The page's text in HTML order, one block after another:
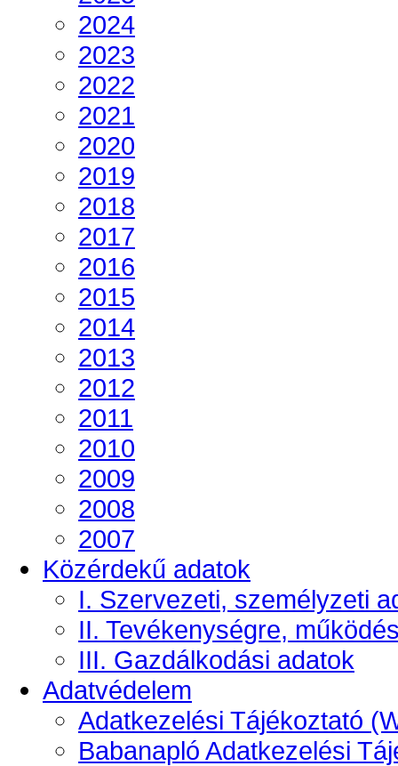
2024
2023
2022
2021
2020
2019
2018
2017
2016
2015
2014
2013
2012
2011
2010
2009
2008
2007
Közérdekű adatok
I. Szervezeti, személyzeti
II. Tevékenységre,
III. Gazdálkodási adatok
Adatvédelem
Adatkezelési Tájékoztató
Babanapló Adatkezelési